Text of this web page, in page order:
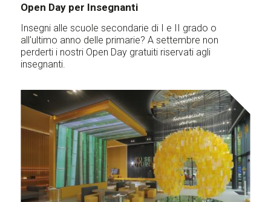
Open Day per Insegnanti
Insegni alle scuole secondarie di I e II grado o
all'ultimo anno delle primarie? A settembre non
perderti i nostri Open Day gratuiti riservati agli
insegnanti.